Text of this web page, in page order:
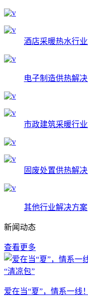
酒店采暖热水行
电子制造供热解
市政建筑采暖行
固废处置供热解
其他行业解决方案
新闻动态
查看更多
爱在当“夏”，情系一线